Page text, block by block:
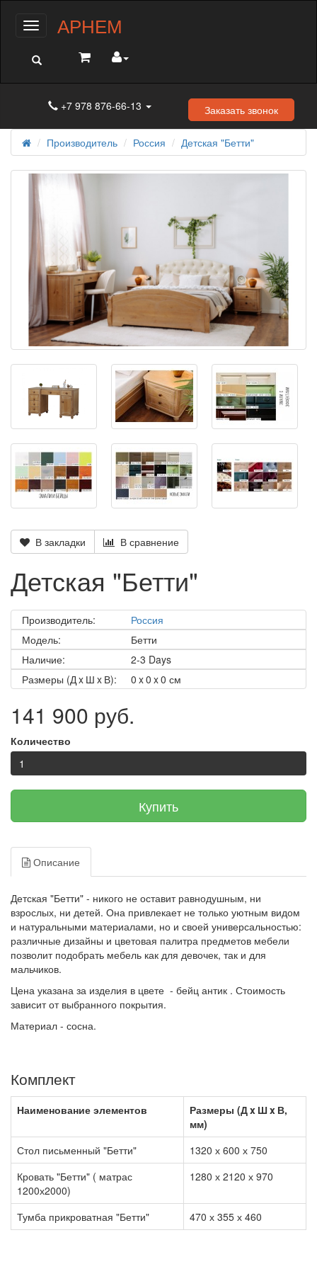
МенюАРНЕМ
+7 978 876-66-13 Заказать звонок
Производитель Россия Детская "Бетти"
В закладки В сравнение
Детская "Бетти"
Производитель:
Россия
Модель:
Бетти
Наличие:
2-3 Days
Размеры (Д x Ш x В):
0 x 0 x 0 см
141 900 руб.
Количество
Купить
Описание
Детская "Бетти" - никого не оставит равнодушным, ни
взрослых, ни детей. Она привлекает не только уютным видом
и натуральными материалами, но и своей универсальностью:
различные дизайны и цветовая палитра предметов мебели
позволит подобрать мебель как для девочек, так и для
мальчиков.
Цена указана за изделия в цвете - бейц антик . Стоимость
зависит от выбранного покрытия.
Материал - сосна.
Комплект
Наименование элементов
Размеры (Д x Ш x В,
мм)
Стол письменный "Бетти"
1320 х 600 х 750
Кровать "Бетти" ( матрас
1200х2000)
1280 х 2120 х 970
Тумба прикроватная "Бетти" 470 х 355 х 460